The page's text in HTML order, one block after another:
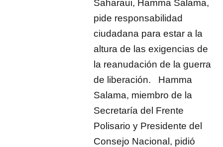
Saharaui, Hamma Salama,
pide responsabilidad
ciudadana para estar a la
altura de las exigencias de
la reanudación de la guerra
de liberación. Hamma
Salama, miembro de la
Secretaría del Frente
Polisario y Presidente del
Consejo Nacional, pidió